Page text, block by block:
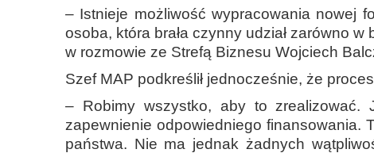
– Istnieje możliwość wypracowania nowej
osoba, która brała czynny udział zarówno
w rozmowie ze Strefą Biznesu Wojciech
Szef MAP podkreślił jednocześnie, że
– Robimy wszystko, aby to zrealizować.
zapewnienie odpowiedniego finansowania.
państwa. Nie ma jednak żadnych